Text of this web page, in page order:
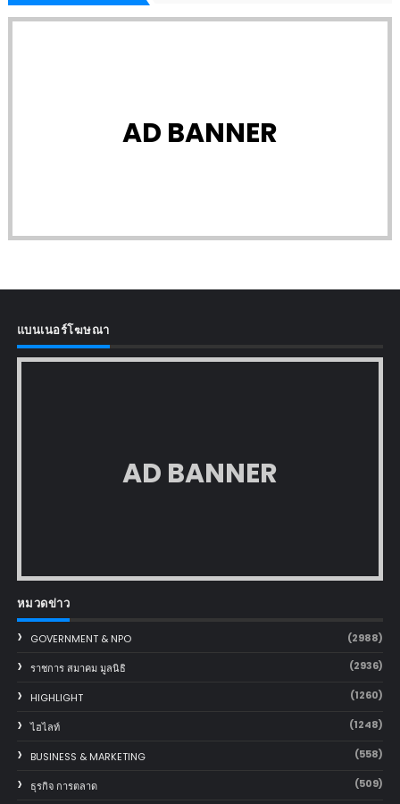
AD BANNER
แบนเนอร์โฆษณา
AD BANNER
หมวดข่าว
GOVERNMENT & NPO (2988)
ราชการ สมาคม มูลนิธิ (2936)
HIGHLIGHT (1260)
ไฮไลท์ (1248)
BUSINESS & MARKETING (558)
ธุรกิจ การตลาด (509)